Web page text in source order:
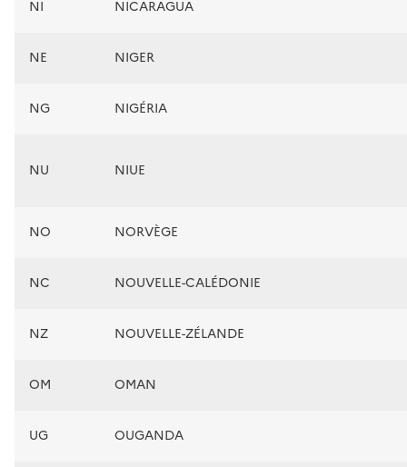
NI NICARAGUA
NE NIGER
NG NIGÉRIA
NU NIUE
NO NORVÈGE
NC NOUVELLE-CALÉDONIE
NZ NOUVELLE-ZÉLANDE
OM OMAN
UG OUGANDA